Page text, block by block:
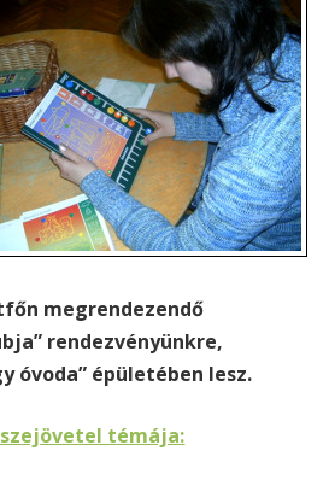
megrendezendő
rendezvényünkre,
óvoda” épületében lesz.
témája: